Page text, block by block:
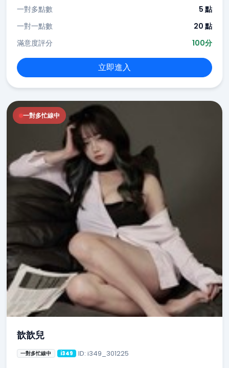
一對多點數
5 點
一對一點數
20 點
滿意度評分
100分
立即進入
一對多忙線中
歆歆兒
一對多忙線中 i349 ID: i349_301225